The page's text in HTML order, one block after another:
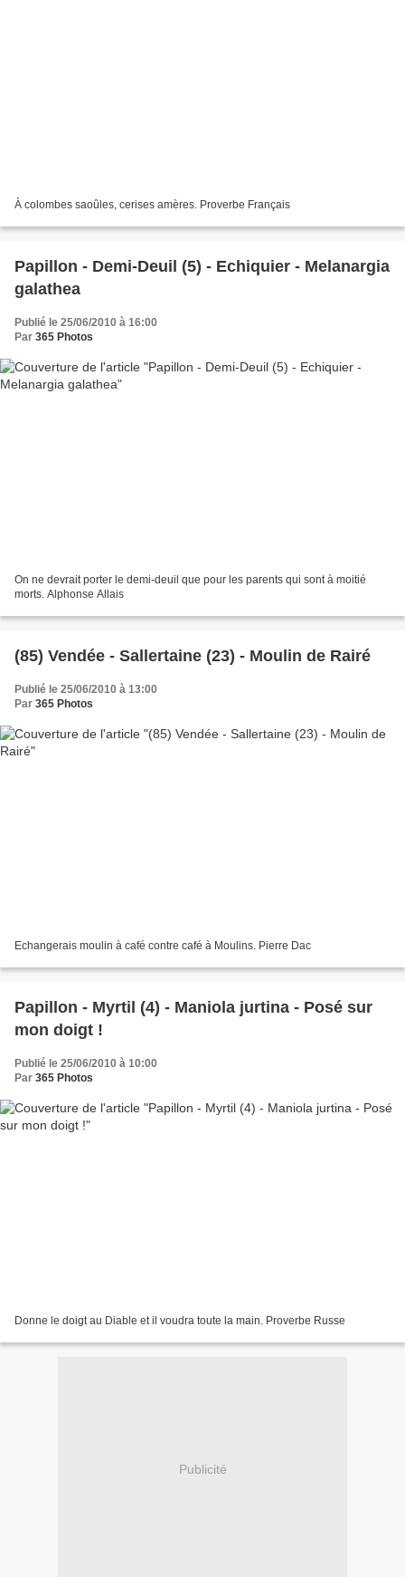
À colombes saoûles, cerises amères. Proverbe Français
Papillon - Demi-Deuil (5) - Echiquier - Melanargia
galathea
Publié le 25/06/2010 à 16:00
Par 365 Photos
On ne devrait porter le demi-deuil que pour les parents qui sont à moitié
morts. Alphonse Allais
(85) Vendée - Sallertaine (23) - Moulin de Rairé
Publié le 25/06/2010 à 13:00
Par 365 Photos
Echangerais moulin à café contre café à Moulins. Pierre Dac
Papillon - Myrtil (4) - Maniola jurtina - Posé sur
mon doigt !
Publié le 25/06/2010 à 10:00
Par 365 Photos
Donne le doigt au Diable et il voudra toute la main. Proverbe Russe
Publicité